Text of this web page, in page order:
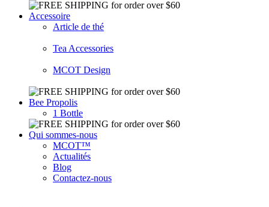
Accessoire
Article de thé
Tea Accessories
MCOT Design
Bee Propolis
1 Bottle
Qui sommes-nous
MCOT™
Actualités
Blog
Contactez-nous